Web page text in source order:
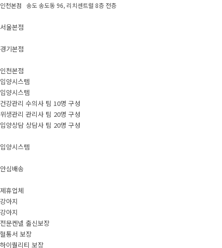
인천본점 송도 송도동 96, 리치센트럴 8층 전층
서울본점
경기본점
인천본점
입양시스템
입양시스템
건강관리 수의사 팀 10명 구성
위생관리 관리사 팀 20명 구성
입양상담 상담사 팀 20명 구성
입양시스템
안심배송
제휴업체
강아지
강아지
전문켄넬 출신보장
혈통서 보장
하이퀄리티 보장